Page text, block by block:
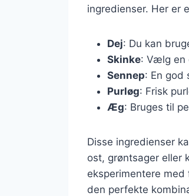
ingredienser. Her er
Dej: Du kan
Skinke: Vælg en
Sennep: En god
Purløg: Frisk
Æg: Bruges til
Disse ingredienser
ost, grøntsager eller
eksperimentere
den perfekte